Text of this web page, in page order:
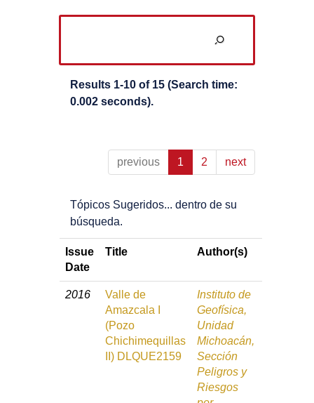
Results 1-10 of 15 (Search time:
0.002 seconds).
previous 1 2 next
Tópicos Sugeridos... dentro de su
búsqueda.
Issue
Date
Title Author(s)
2016
Valle de
Amazcala I
(Pozo
Chichimequillas
II) DLQUE2159
Instituto de
Geofísica,
Unidad
Michoacán,
Sección
Peligros y
Riesgos